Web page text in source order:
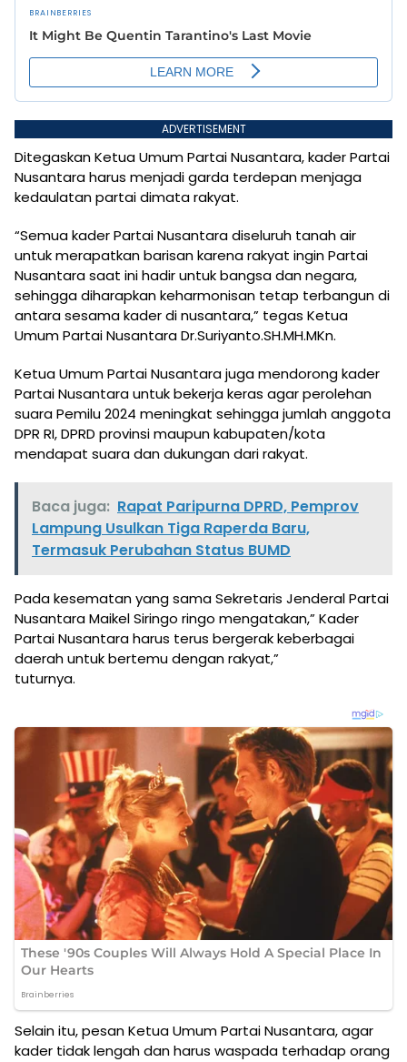
ADVERTISEMENT
Ditegaskan Ketua Umum Partai Nusantara, kader Partai
Nusantara harus menjadi garda terdepan menjaga
kedaulatan partai dimata rakyat.
“Semua kader Partai Nusantara diseluruh tanah air
untuk merapatkan barisan karena rakyat ingin Partai
Nusantara saat ini hadir untuk bangsa dan negara,
sehingga diharapkan keharmonisan tetap terbangun di
antara sesama kader di nusantara,” tegas Ketua
Umum Partai Nusantara Dr.Suriyanto.SH.MH.MKn.
Ketua Umum Partai Nusantara juga mendorong kader
Partai Nusantara untuk bekerja keras agar perolehan
suara Pemilu 2024 meningkat sehingga jumlah anggota
DPR RI, DPRD provinsi maupun kabupaten/kota
mendapat suara dan dukungan dari rakyat.
Baca juga: Rapat Paripurna DPRD, Pemprov
Lampung Usulkan Tiga Raperda Baru,
Termasuk Perubahan Status BUMD
Pada kesematan yang sama Sekretaris Jenderal Partai
Nusantara Maikel Siringo ringo mengatakan,” Kader
Partai Nusantara harus terus bergerak keberbagai
daerah untuk bertemu dengan rakyat,”
tuturnya.
Selain itu, pesan Ketua Umum Partai Nusantara, agar
kader tidak lengah dan harus waspada terhadap orang